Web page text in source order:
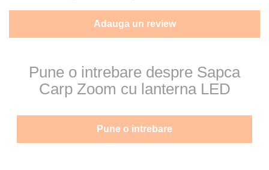
Adauga un review
Pune o intrebare despre Sapca
Carp Zoom cu lanterna LED
Pune o intrebare